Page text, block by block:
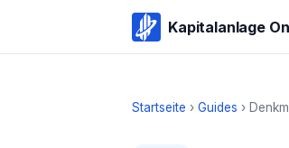
Kapitalanlage
Startseite › Guides ›